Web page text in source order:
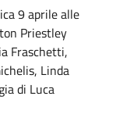
9 aprile alle
Priestley
Fraschetti,
Linda
di Luca